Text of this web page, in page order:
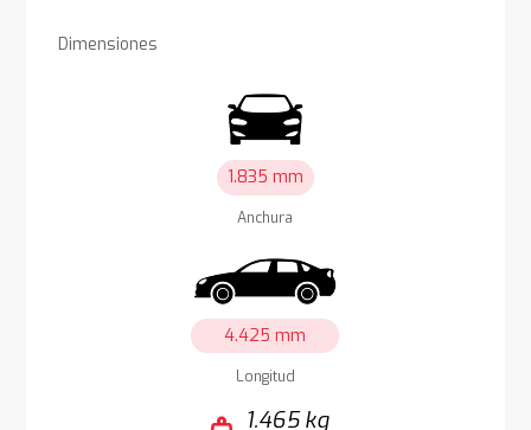
Dimensiones
1.835 mm
Anchura
4.425 mm
Longitud
1.465 kg